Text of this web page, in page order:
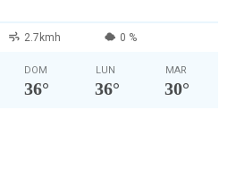
2.7kmh 0 %
DOM
36°
LUN
36°
MAR
30°